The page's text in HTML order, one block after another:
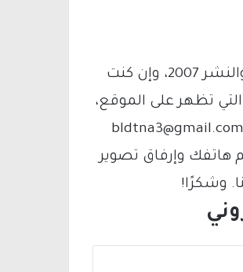
يتم الاستخدام المواد وفقًا للمادة 27 أ من قانون حقوق التأليف والنشر 2007، وإن كنت
تظهر على الموقع،
فيمكنك التواصل معنا عبر البريد الإلكتروني على العنوان التالي: bldtna3@gmail.com
هاتفك وإرفاق تصوير
وشكرًا!